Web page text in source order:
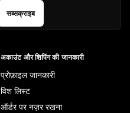
अकाउंट और शिपिंग की जानकारी
प्रोफ़ाइल जानकारी
विश लिस्ट
ऑर्डर पर नज़र रखना
सब्सक्राइब